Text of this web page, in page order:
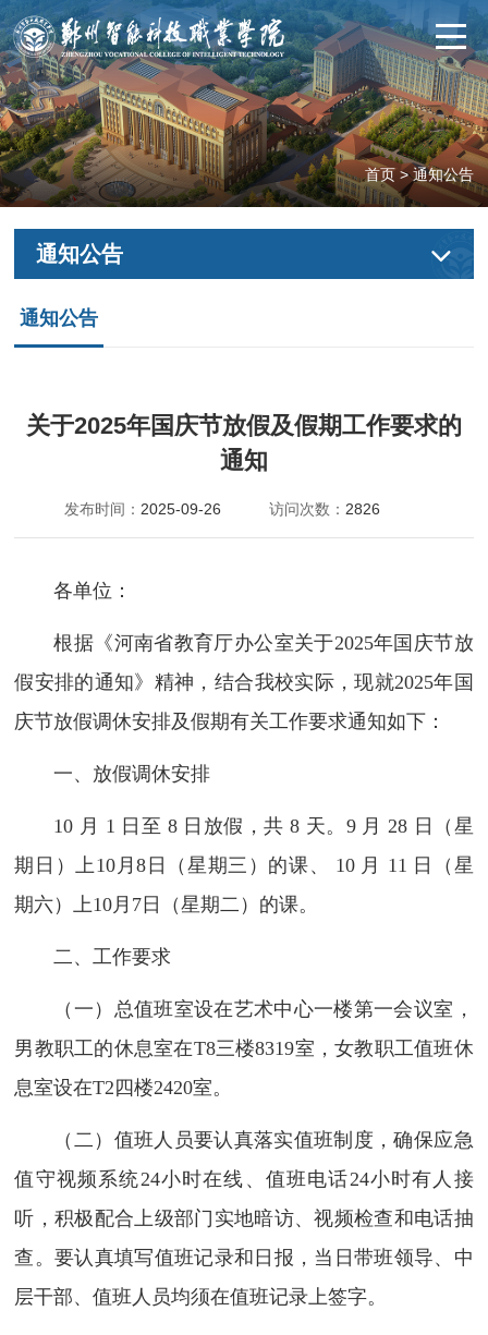
首页>通知公告
通知公告
通知公告
关于2025年国庆节放假及假期工作要求的
通知
发布时间： 2025-09-26 访问次数： 2826
各单位：
根据《河南省教育厅办公室关于2025年国庆节放
假安排的通知》精神，结合我校实际，现就2025年国
庆节放假调休安排及假期有关工作要求通知如下：
一、放假调休安排
10 月 1 日至 8 日放假，共 8 天。9 月 28 日（星
期日）上10月8日（星期三）的课、 10 月 11 日（星
期六）上10月7日（星期二）的课。
二、工作要求
（一）总值班室设在艺术中心一楼第一会议室，
男教职工的休息室在T8三楼8319室，女教职工值班休
息室设在T2四楼2420室。
（二）值班人员要认真落实值班制度，确保应急
值守视频系统24小时在线、值班电话24小时有人接
听，积极配合上级部门实地暗访、视频检查和电话抽
查。要认真填写值班记录和日报，当日带班领导、中
层干部、值班人员均须在值班记录上签字。